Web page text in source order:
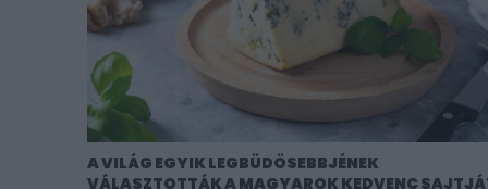
A VILÁG EGYIK LEGBÜDÖSEBBJÉNEK
VÁLASZTOTTÁK A MAGYAROK KEDVENC